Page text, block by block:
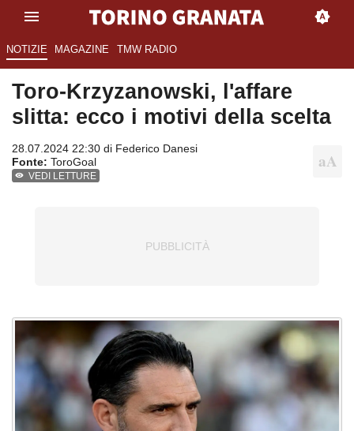
NOTIZIE MAGAZINE TMW RADIO
Toro-Krzyzanowski, l'affare
slitta: ecco i motivi della scelta
28.07.2024 22:30 di Federico Danesi
Fonte: ToroGoal
VEDI LETTURE